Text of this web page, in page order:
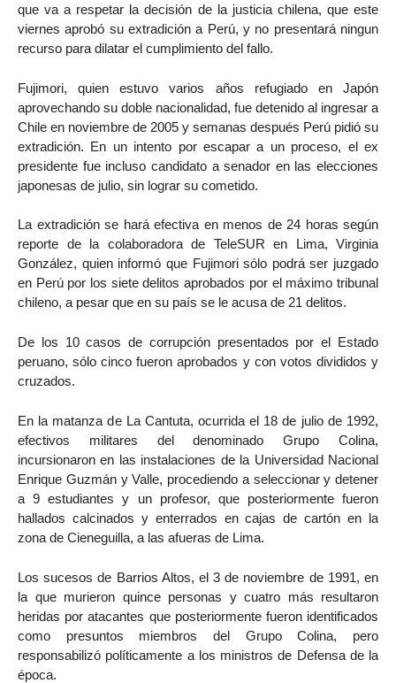
que va a respetar la decisión de la justicia chilena, que este
viernes aprobó su extradición a Perú, y no presentará ningun
recurso para dilatar el cumplimiento del fallo.
Fujimori, quien estuvo varios años refugiado en Japón
aprovechando su doble nacionalidad, fue detenido al ingresar a
Chile en noviembre de 2005 y semanas después Perú pidió su
extradición. En un intento por escapar a un proceso, el ex
presidente fue incluso candidato a senador en las elecciones
japonesas de julio, sin lograr su cometido.
La extradición se hará efectiva en menos de 24 horas según
reporte de la colaboradora de TeleSUR en Lima, Virginia
González, quien informó que Fujimori sólo podrá ser juzgado
en Perú por los siete delitos aprobados por el máximo tribunal
chileno, a pesar que en su país se le acusa de 21 delitos.
De los 10 casos de corrupción presentados por el Estado
peruano, sólo cinco fueron aprobados y con votos divididos y
cruzados.
En la matanza de La Cantuta, ocurrida el 18 de julio de 1992,
efectivos militares del denominado Grupo Colina,
incursionaron en las instalaciones de la Universidad Nacional
Enrique Guzmán y Valle, procediendo a seleccionar y detener
a 9 estudiantes y un profesor, que posteriormente fueron
hallados calcinados y enterrados en cajas de cartón en la
zona de Cieneguilla, a las afueras de Lima.
Los sucesos de Barrios Altos, el 3 de noviembre de 1991, en
la que murieron quince personas y cuatro más resultaron
heridas por atacantes que posteriormente fueron identificados
como presuntos miembros del Grupo Colina, pero
responsabilizó políticamente a los ministros de Defensa de la
época.